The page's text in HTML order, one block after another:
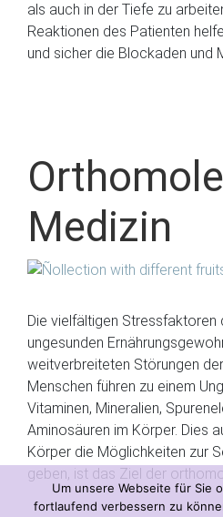
als auch in der Tiefe zu
Reaktionen des Patienten
und sicher die Blockaden und
Medizin
Die vielfältigen Stressfaktoren
ungesunden
weitverbreiteten Störungen
Menschen führen zu einem
Vitaminen, Mineralien,
Aminosäuren im Körper. Dies
Körper die Möglichkeiten zur
geben, ist das Ziel der
Um unsere Webseite für Sie
fortlaufend verbessern zu